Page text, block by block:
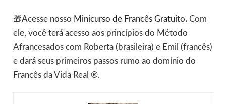
🎁Acesse nosso Minicurso de Francês Gratuito. Com
ele, você terá acesso aos princípios do Método
Afrancesados com Roberta (brasileira) e Emil (francês)
e dará seus primeiros passos rumo ao domínio do
Francês da Vida Real ®.